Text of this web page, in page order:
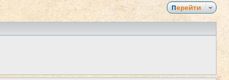
Перейти